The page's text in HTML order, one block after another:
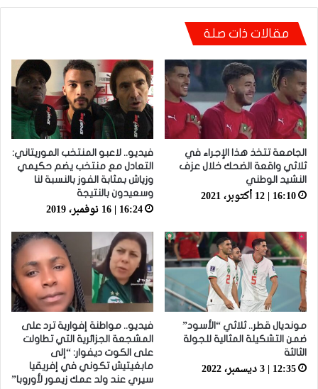
مقالات ذات صلة
الجامعة تتخذ هذا الإجراء في
ثلاثي واقعة الضحك خلال عزف
النشيد الوطني
16:10 | 12 أكتوبر، 2021
فيديو.. لاعبو المنتخب الموريتاني:
التعادل مع منتخب يضم حكيمي
وزياش بمثابة الفوز بالنسبة لنا
وسعيدون بالنتيجة
16:24 | 16 نوفمبر، 2019
مونديال قطر.. ثلاثي “الأسود”
ضمن التشكيلة المثالية للجولة
الثالثة
12:35 | 3 ديسمبر، 2022
فيديو.. مواطنة إفوارية ترد على
المشجعة الجزائرية التي تطاولت
على الكوت ديفوار: “إلى
مابغيتيش تكوني في إفريقيا
سيري عند ولد عمك زيمور لأوروبا”